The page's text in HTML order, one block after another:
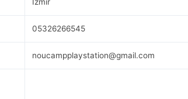
05326266545
noucampplaystation@gmail.com